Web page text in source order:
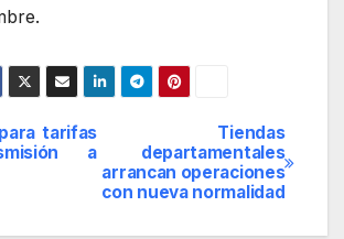
Tiendas
departamentales
arrancan operaciones
con nueva normalidad
tarifas
a